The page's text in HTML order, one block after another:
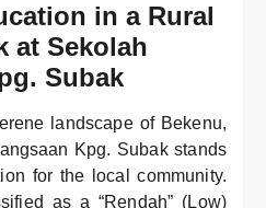
in a Rural
at Sekolah
Subak
landscape of Bekenu,
Kpg. Subak stands
for the local community.
as a “Rendah” (Low)